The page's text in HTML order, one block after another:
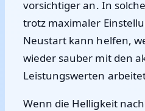
vorsichtiger an. In
trotz maximaler
Neustart kann helfen,
wieder sauber mit den
Leistungswerten
Wenn die Helligkeit